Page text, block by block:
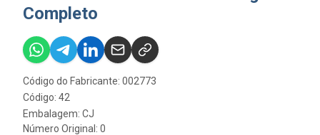
Completo
Código do Fabricante: 002773
Código: 42
Embalagem: CJ
Número Original: 0